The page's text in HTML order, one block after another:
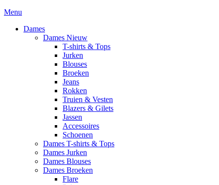
Menu
Dames
Dames Nieuw
T-shirts & Tops
Jurken
Blouses
Broeken
Jeans
Rokken
Truien & Vesten
Blazers & Gilets
Jassen
Accessoires
Schoenen
Dames T-shirts & Tops
Dames Jurken
Dames Blouses
Dames Broeken
Flare